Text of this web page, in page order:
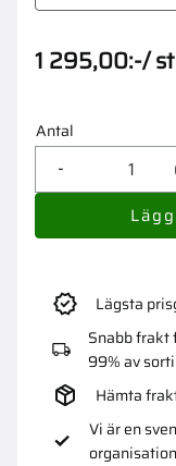
1 295,00:-/st
Antal
-
Lägsta
Snabb frakt
99% av
Hämta
Vi är en